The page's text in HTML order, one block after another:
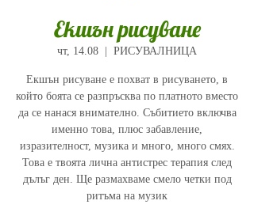
Екшън рисуване
чт, 14.08 РИСУВАЛНИЦА
Екшън рисуване е похват в рисуването, в
който боята се разпръсква по платното вместо
да се нанася внимателно. Събитието включва
именно това, плюс забавление,
изразителност, музика и много, много смях.
Това е твоята лична антистрес терапия след
дълъг ден. Ще размахваме смело четки под
ритъма на музик